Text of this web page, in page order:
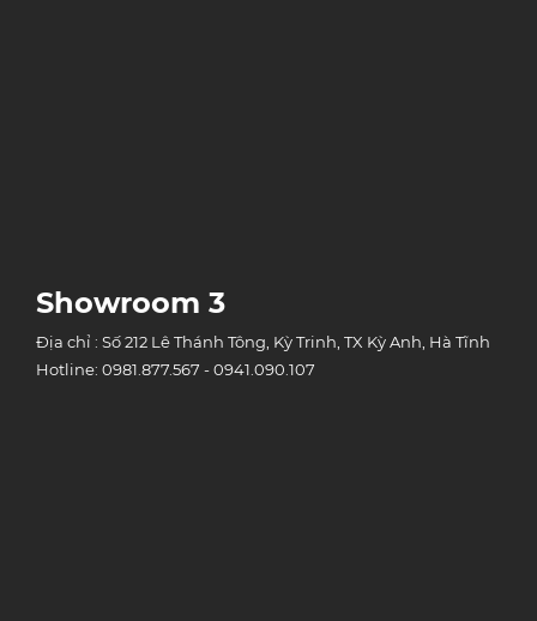
Showroom 3
Địa chỉ : Số 212 Lê Thánh Tông, Kỳ Trinh, TX Kỳ Anh, Hà Tĩnh
Hotline: 0981.877.567 - 0941.090.107